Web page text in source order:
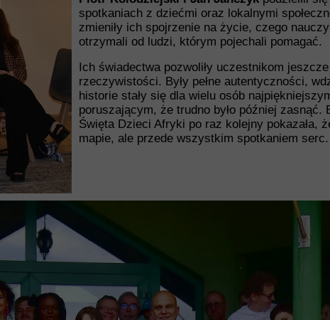
spotkaniach z dziećmi oraz lokalnymi
zmieniły ich spojrzenie na życie, czego
otrzymali od ludzi, którym pojechali pomagać.
Ich świadectwa pozwoliły uczestnikom
rzeczywistości. Były pełne autentyczności,
historie stały się dla wielu osób
poruszającym, że trudno było później zasnąć.
Święta Dzieci Afryki po raz kolejny pokazała,
mapie, ale przede wszystkim spotkaniem serc.